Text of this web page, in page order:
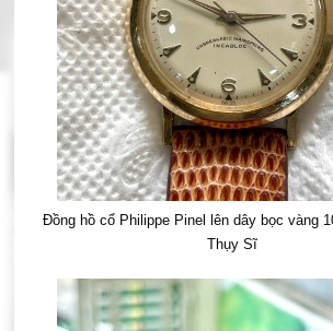
Đồng hồ cổ Philippe Pinel lên dây bọc vàng
Thụy Sĩ